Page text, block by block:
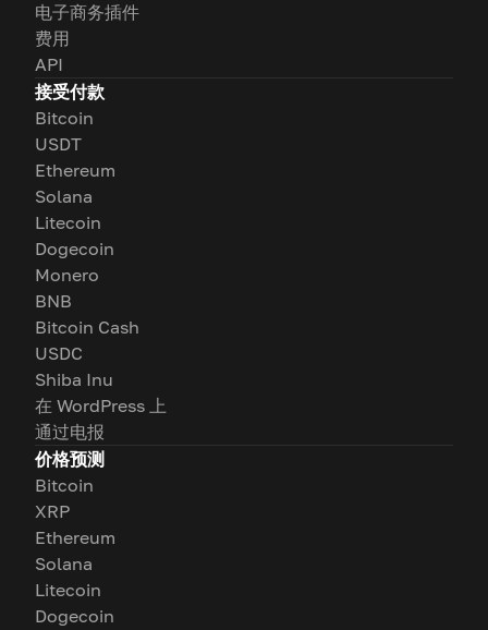
电子商务插件
费用
API
接受付款
Bitcoin
USDT
Ethereum
Solana
Litecoin
Dogecoin
Monero
BNB
Bitcoin Cash
USDC
Shiba Inu
在 WordPress 上
通过电报
价格预测
Bitcoin
XRP
Ethereum
Solana
Litecoin
Dogecoin